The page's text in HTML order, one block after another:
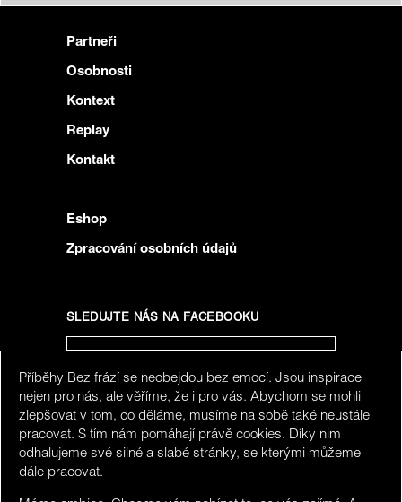
Partneři
Osobnosti
Kontext
Replay
Kontakt
Eshop
Zpracování osobních údajů
SLEDUJTE NÁS NA FACEBOOKU
SLEDUJTE NÁS NA INSTAGRAMU
Příběhy Bez frází se neobejdou bez emocí. Jsou inspirace
nejen pro nás, ale věříme, že i pro vás. Abychom se mohli
zlepšovat v tom, co děláme, musíme na sobě také neustále
pracovat. S tím nám pomáhají právě cookies. Díky nim
odhalujeme své silné a slabé stránky, se kterými můžeme
dále pracovat.